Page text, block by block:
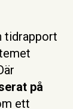
tidrapport
på
ett